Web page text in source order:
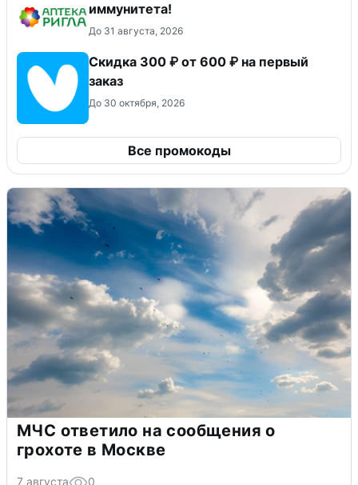
иммунитета!
До 31 августа, 2026
Скидка 300 ₽ от 600 ₽ на первый
заказ
До 30 октября, 2026
Все промокоды
МЧС ответило на сообщения о
грохоте в Москве
7 августа 0